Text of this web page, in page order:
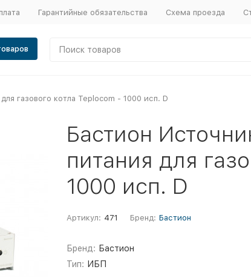
Гарантийные обязательства Схема проезда
газового котла Teplocom - 1000 исп. D
Бастион
питания для
1000 исп. D
Артикул: 471 Бренд: Бастион
Бренд: Бастион
Тип: ИБП